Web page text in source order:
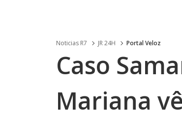
Noticias R7 JR 24H Portal Veloz
Caso
Mariana